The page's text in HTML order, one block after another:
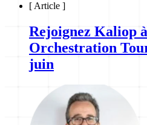
[ Article ]
Rejoignez Kaliop
Orchestration
juin